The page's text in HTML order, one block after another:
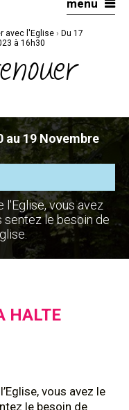
menu
avec l'Eglise › Du 17
à 16h30
au 19 Novembre
l'Eglise, vous avez
sentez le besoin de
HALTE
vous avez le
le besoin de